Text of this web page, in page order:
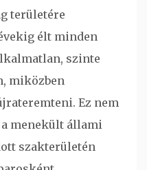
területére
élt minden
szinte
miközben
Ez nem
menekült állami
szakterületén